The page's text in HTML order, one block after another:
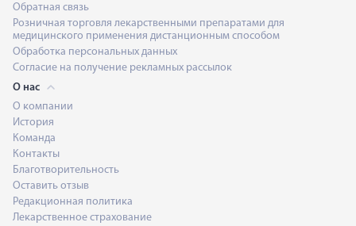
Обратная связь
Розничная торговля лекарственными препаратами для
медицинского применения дистанционным способом
Обработка персональных данных
Согласие на получение рекламных рассылок
О нас
О компании
История
Команда
Контакты
Благотворительность
Оставить отзыв
Редакционная политика
Лекарственное страхование